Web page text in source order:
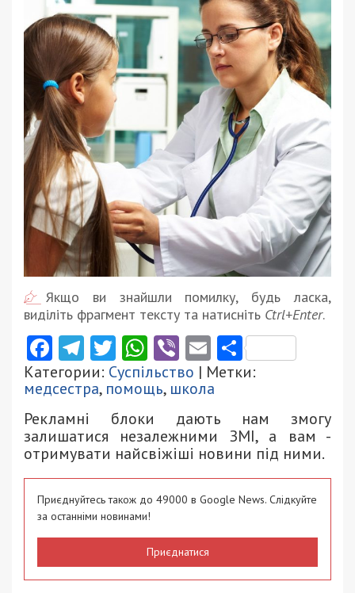
Якщо ви знайшли помилку, будь ласка,
виділіть фрагмент тексту та натисніть Ctrl+Enter.
Facebook
Telegram
Twitter
WhatsApp
ViberEmail
Категории: Суспільство | Метки:
медсестра, помощь, школа
Рекламні блоки дають нам змогу
залишатися незалежними ЗМІ, а вам -
отримувати найсвіжіші новини під ними.
Приєднуйтесь також до 49000 в Google News. Слідкуйте
за останніми новинами!
Приєднатися